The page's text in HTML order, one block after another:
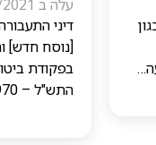
עלה ב
דיני
[נוסח חדש]
בפקודת
התש"ל – 1970….